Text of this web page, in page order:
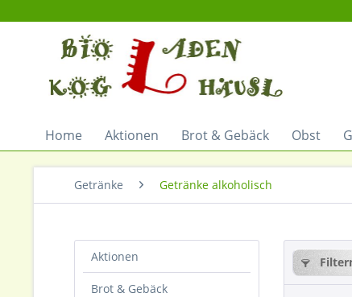
Home Aktionen Brot & Gebäck Obst
Getränke Getränke alkoholisch
Aktionen
Brot & Gebäck